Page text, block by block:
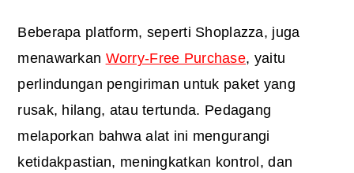
Beberapa platform, seperti Shoplazza, juga
menawarkan Worry-Free Purchase, yaitu
perlindungan pengiriman untuk paket yang
rusak, hilang, atau tertunda. Pedagang
melaporkan bahwa alat ini mengurangi
ketidakpastian, meningkatkan kontrol, dan